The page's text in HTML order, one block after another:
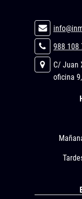
988 108
C/ Juan
oficina